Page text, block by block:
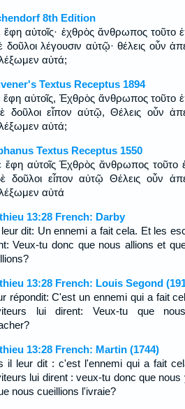
8th Edition
ἔφη αὐτοῖς· ἐχθρὸς ἄνθρωπος τοῦτο
δοῦλοι λέγουσιν αὐτῷ· θέλεις οὖν
αὐτά;
Textus Receptus 1894
ἔφη αὐτοῖς, Ἐχθρὸς ἄνθρωπος τοῦτο
δοῦλοι εἶπον αὐτῷ, Θέλεις οὖν
αὐτά;
Textus Receptus 1550
ἔφη αὐτοῖς Ἐχθρὸς ἄνθρωπος τοῦτο
δοῦλοι εἶπον αὐτῷ Θέλεις οὖν
αὐτά
13:28 French: Darby
dit: Un ennemi a fait cela. Et les
Veux-tu donc que nous allions et
13:28 French: Louis Segond
répondit: C'est un ennemi qui a fait
lui dirent: Veux-tu que
13:28 French: Martin (1744)
il leur dit : c'est l'ennemi qui a fait
lui dirent : veux-tu donc que nous
nous cueillions l'ivraie?